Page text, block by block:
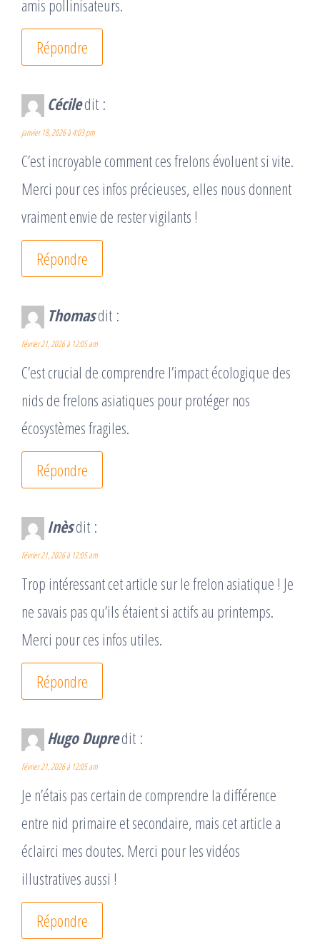
amis pollinisateurs.
Répondre
Céciledit :
janvier 18, 2026 à 4:03 pm
C’est incroyable comment ces frelons évoluent si vite.
Merci pour ces infos précieuses, elles nous donnent
vraiment envie de rester vigilants !
Répondre
Thomasdit :
février 21, 2026 à 12:05 am
C’est crucial de comprendre l’impact écologique des
nids de frelons asiatiques pour protéger nos
écosystèmes fragiles.
Répondre
Inèsdit :
février 21, 2026 à 12:05 am
Trop intéressant cet article sur le frelon asiatique ! Je
ne savais pas qu’ils étaient si actifs au printemps.
Merci pour ces infos utiles.
Répondre
Hugo Dupredit :
février 21, 2026 à 12:05 am
Je n’étais pas certain de comprendre la différence
entre nid primaire et secondaire, mais cet article a
éclairci mes doutes. Merci pour les vidéos
illustratives aussi !
Répondre